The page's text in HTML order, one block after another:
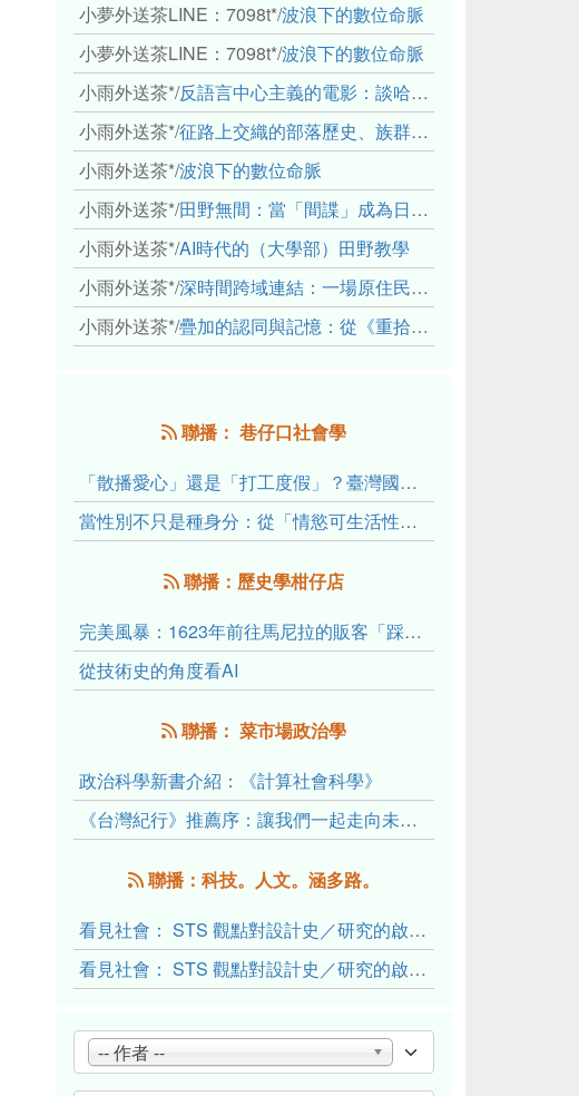
小夢外送茶LINE：7098t*/波浪下的數位命脈
小夢外送茶LINE：7098t*/波浪下的數位命脈
小雨外送茶*/反語言中心主義的電影：談哈佛感官民族誌實驗室
小雨外送茶*/征路上交織的部落歷史、族群與國家邊界敘事： 《路有多長》、《高砂的翅膀》、《檔案／李光輝》
小雨外送茶*/波浪下的數位命脈
小雨外送茶*/田野無間：當「間諜」成為日常，信任角力下的情感伏流
小雨外送茶*/AI時代的（大學部）田野教學
小雨外送茶*/深時間跨域連結：一場原住民地熱會議的初步觀察
小雨外送茶*/疊加的認同與記憶：從《重拾時間的山語》探討「我們的」立場性(positionality)
聯播： 巷仔口社會學
「散播愛心」還是「打工度假」？臺灣國內與跨國捐卵的利他修辭、金錢動機與身體代價
當性別不只是種身分：從「情慾可生活性」理解跨性別者的身體、慾望與認同探索
聯播：歷史學柑仔店
完美風暴：1623年前往馬尼拉的販客「踩線團」怎麼會困死於澎湖?
從技術史的角度看AI
聯播： 菜市場政治學
政治科學新書介紹：《計算社會科學》
《台灣紀行》推薦序：讓我們一起走向未來文明的備忘錄
聯播：科技。人文。涵多路。
看見社會： STS 觀點對設計史／研究的啟發與反思（下）
看見社會： STS 觀點對設計史／研究的啟發與反思（上）
-- 作者 --